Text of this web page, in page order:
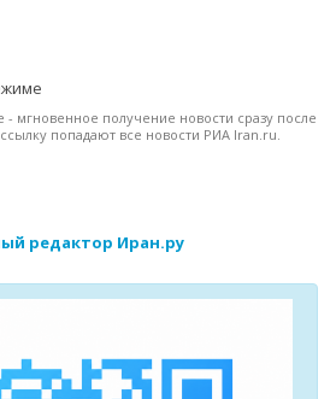
мгновенное получение новости сразу после
попадают все новости РИА Iran.ru.
редактор Иран.ру